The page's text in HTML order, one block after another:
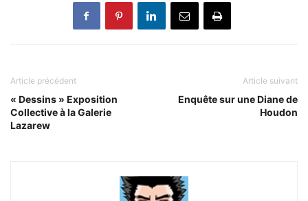
Article précédent
« Dessins » Exposition
Collective à la Galerie
Lazarew
Article suivant
Enquête sur une Diane de
Houdon